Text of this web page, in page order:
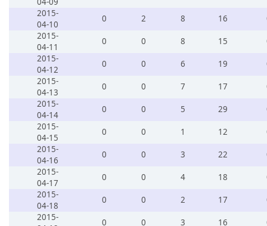
2015-
04-10
0 2 8 16
2015-
04-11
0 0 8 15
2015-
04-12
0 0 6 19
2015-
04-13
0 0 7 17
2015-
04-14
0 0 5 29
2015-
04-15
0 0 1 12
2015-
04-16
0 0 3 22
2015-
04-17
0 0 4 18
2015-
04-18
0 0 2 17
2015-
0 0 3 16